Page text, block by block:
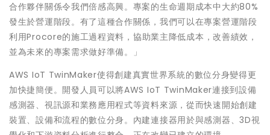
合作夥伴關係令我們倍感高興。專案的生命週期成本中大約80%
發生於營運階段。有了這種合作關係，我們可以在專案營運階段
利用Procore的施工過程資料，協助業主降低成本，改善績效，
並為未來的專案需求做好準備。」
AWS IoT TwinMaker使得創建真實世界系統的數位分身變得更
加快捷簡便。開發人員可以將AWS IoT TwinMaker連接到設備
感測器、視訊源和業務應用程式等資料來源，從而快速開始創建
裝置、設備和流程的數位分身。內建連接器用於與感測器、3D視